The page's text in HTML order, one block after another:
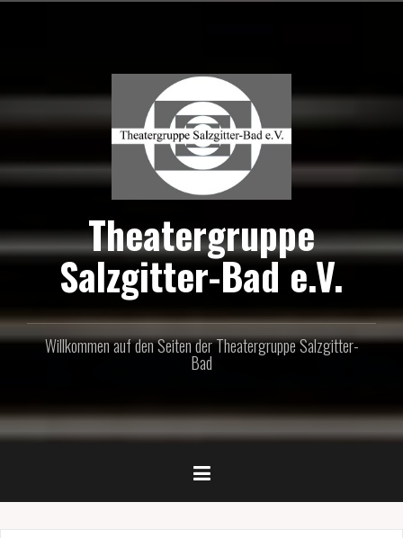
Theatergruppe
Salzgitter-Bad e.V.
Willkommen auf den Seiten der Theatergruppe Salzgitter-
Bad